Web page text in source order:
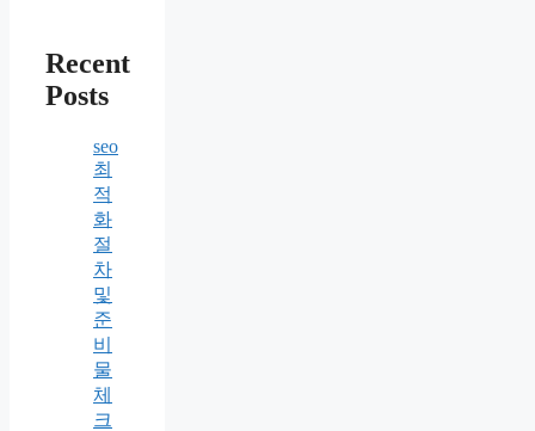
Recent
Posts
seo
최
적
화
절
차
및
준
비
물
체
크